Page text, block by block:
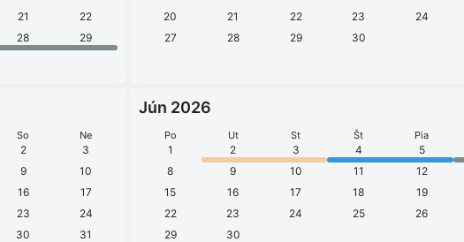
21
22
28
29
20
21 22 23 24
27
28 29 30
So Ne
2
3
9
10
16
17
23
24
30 31
Jún 2026
Po Ut St Št Pia
1 2 3 4 5
8
9 10 11 12
15
16 17 18 19
22
23 24 25 26
29
30